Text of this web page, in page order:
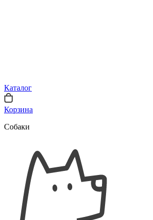
Каталог
Корзина
Собаки